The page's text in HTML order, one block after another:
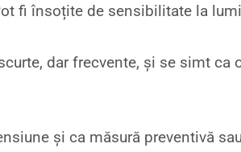
fi însoțite de sensibilitate la
dar frecvente, și se simt ca
și ca măsură preventivă